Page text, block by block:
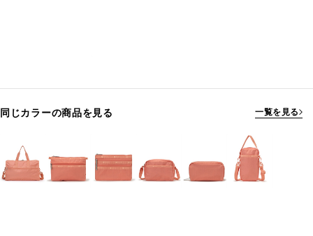
同じカラーの商品を見る 一覧を見る